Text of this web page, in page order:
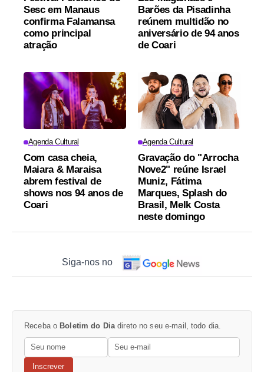
Sesc em Manaus
confirma Falamansa
como principal
atração
Barões da Pisadinha
reúnem multidão no
aniversário de 94 anos
de Coari
Agenda Cultural
Com casa cheia,
Maiara & Maraisa
abrem festival de
shows nos 94 anos de
Coari
Agenda Cultural
Gravação do "Arrocha
Nove2" reúne Israel
Muniz, Fátima
Marques, Splash do
Brasil, Melk Costa
neste domingo
Siga-nos no
Receba o Boletim do Diadireto no seu e-mail, todo dia.
Inscrever